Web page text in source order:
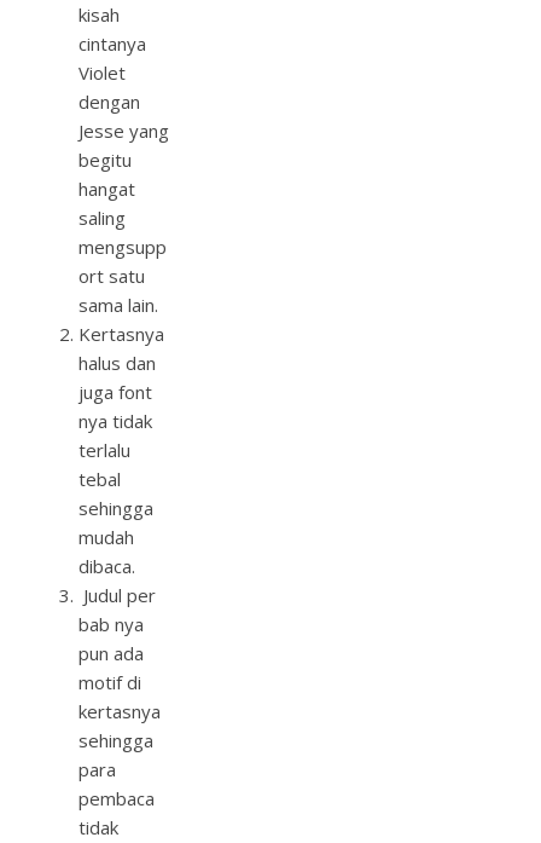
kisah
cintanya
Violet
dengan
Jesse yang
begitu
hangat
saling
mengsupp
ort satu
sama lain.
Kertasnya
halus dan
juga font
nya tidak
terlalu
tebal
sehingga
mudah
dibaca.
Judul per
bab nya
pun ada
motif di
kertasnya
sehingga
para
pembaca
tidak